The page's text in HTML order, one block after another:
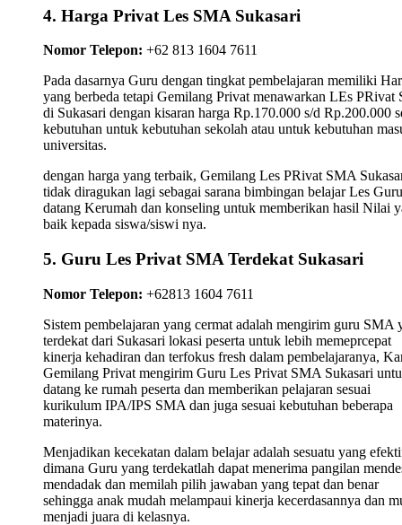
4. Harga Privat Les SMA Sukasari
Nomor Telepon: +62 813 1604 7611
Pada dasarnya Guru dengan tingkat pembelajaran memiliki
yang berbeda tetapi Gemilang Privat menawarkan LEs PRivat
di Sukasari dengan kisaran harga Rp.170.000 s/d Rp.200.000
kebutuhan untuk kebutuhan sekolah atau untuk kebutuhan
universitas.
dengan harga yang terbaik, Gemilang Les PRivat SMA
tidak diragukan lagi sebagai sarana bimbingan belajar Les Guru
datang Kerumah dan konseling untuk memberikan hasil Nilai
baik kepada siswa/siswi nya.
5. Guru Les Privat SMA Terdekat Sukasari
Nomor Telepon: +62813 1604 7611
Sistem pembelajaran yang cermat adalah mengirim guru SMA
terdekat dari Sukasari lokasi peserta untuk lebih memeprcepat
kinerja kehadiran dan terfokus fresh dalam pembelajaranya,
Gemilang Privat mengirim Guru Les Privat SMA Sukasari
datang ke rumah peserta dan memberikan pelajaran sesuai
kurikulum IPA/IPS SMA dan juga sesuai kebutuhan beberapa
materinya.
Menjadikan kecekatan dalam belajar adalah sesuatu yang
dimana Guru yang terdekatlah dapat menerima pangilan
mendadak dan memilah pilih jawaban yang tepat dan benar
sehingga anak mudah melampaui kinerja kecerdasannya dan
menjadi juara di kelasnya.